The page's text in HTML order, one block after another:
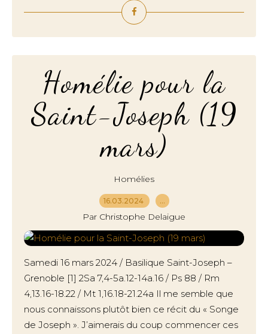
Homélie pour la
Saint-Joseph (19
mars)
Homélies
16.03.2024 …
Par Christophe Delaigue
Samedi 16 mars 2024 / Basilique Saint-Joseph –
Grenoble [1] 2Sa 7,4-5a.12-14a.16 / Ps 88 / Rm
4,13.16-18.22 / Mt 1,16.18-21.24a Il me semble que
nous connaissons plutôt bien ce récit du « Songe
de Joseph ». J’aimerais du coup commencer ces